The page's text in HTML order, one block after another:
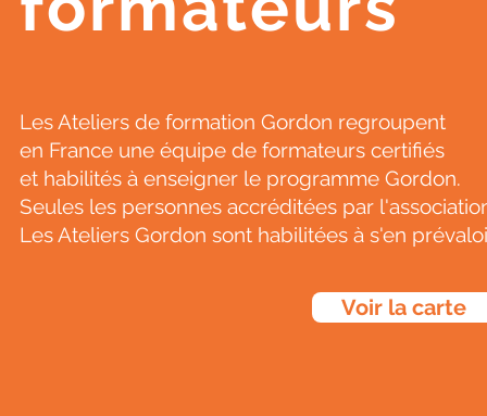
Les Ateliers de formation Gordon regroupent
en France une équipe de formateurs certifiés
et habilités à enseigner le programme Gordon.
Seules les personnes accréditées par
Les Ateliers Gordon sont habilitées à s'en
Voir la carte